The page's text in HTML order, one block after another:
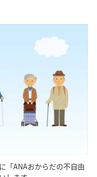
「ANAおからだの不自由